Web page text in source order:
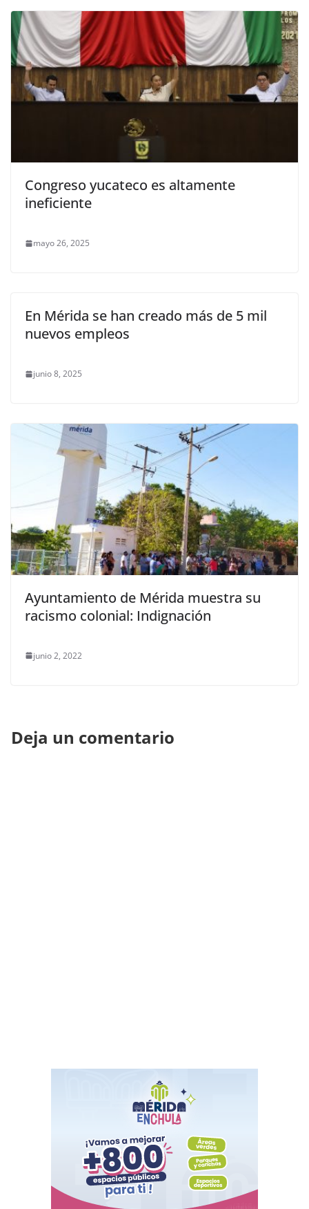
Congreso yucateco es altamente
ineficiente
mayo 26, 2025
En Mérida se han creado más de 5 mil
nuevos empleos
junio 8, 2025
Ayuntamiento de Mérida muestra su
racismo colonial: Indignación
junio 2, 2022
Deja un comentario